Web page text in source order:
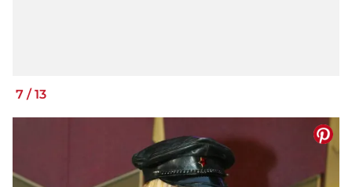
7 /13